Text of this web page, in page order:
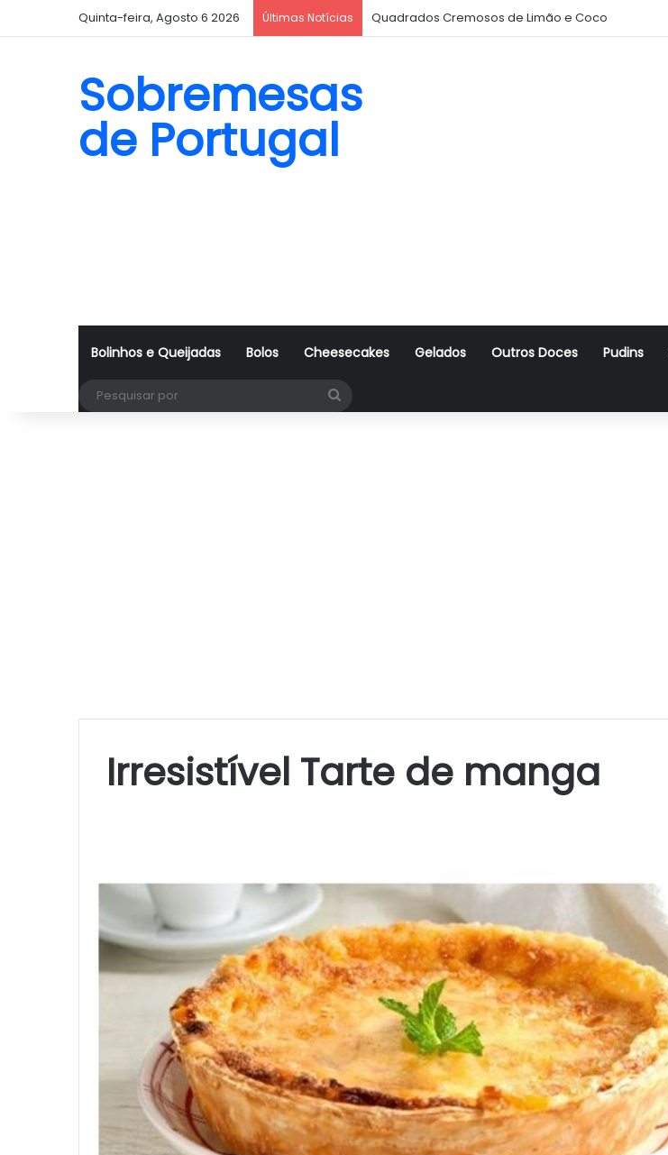
Quinta-feira, Agosto 6 2026 Últimas Notícias Quadrados Cremosos de Limão e Coco
Sobremesas
de Portugal
Bolinhos e Queijadas Bolos Cheesecakes Gelados Outros Doces Pudins
Irresistível Tarte de manga